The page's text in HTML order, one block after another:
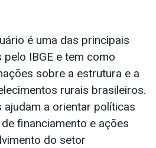
é uma das principais
IBGE e tem como
sobre a estrutura e a
rurais brasileiros.
ajudam a orientar políticas
financiamento e ações
do setor